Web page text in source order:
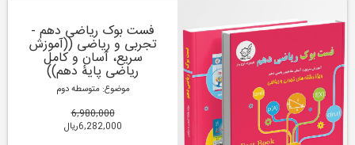
فست بوک ریاضی دهم -
تجربی و ریاضی ((آموزش
سریع، آسان و کامل
ریاضی پایۀ دهم))
موضوع: متوسطه دوم
6,980,000
6,282,000ریال